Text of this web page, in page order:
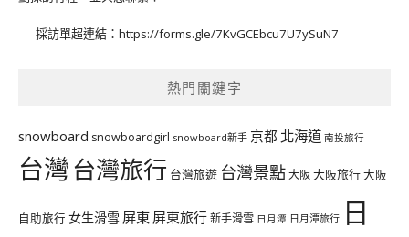
採訪單超連結： https://forms.gle/7KvGCEbcu7U7ySuN7
熱門關鍵字
snowboard snowboardgirl snowboard新手 京都 北海道 南投旅行
台灣台灣旅行 台灣旅遊 台灣景點大阪大阪旅行大阪
自助旅行 女生滑雪 屏東 屏東旅行新手滑雪 日月潭 日月潭旅行 日